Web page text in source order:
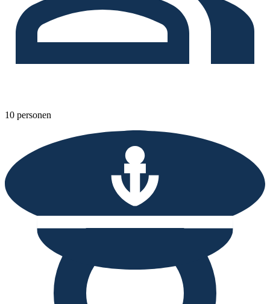
10 personen